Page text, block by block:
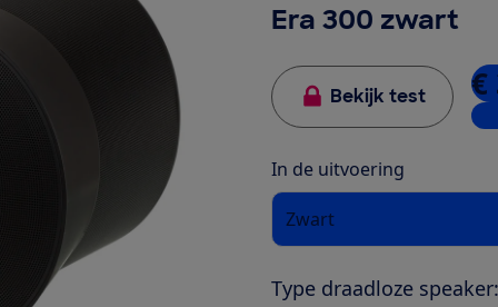
Era 300 zwart
Bekijk test €
9
In de uitvoering
Zwart
Type draadloze speaker: